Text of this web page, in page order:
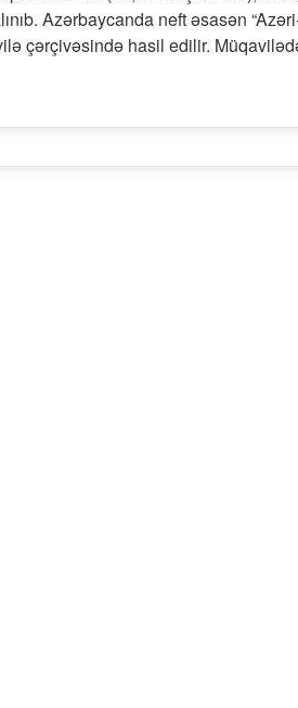
Azərbaycanda neft əsasən
çərçivəsində hasil edilir.